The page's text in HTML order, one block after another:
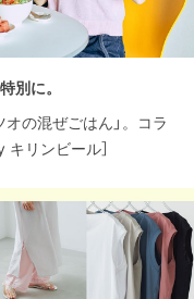
別に。
の混ぜごはん」。コラ
リンビール］